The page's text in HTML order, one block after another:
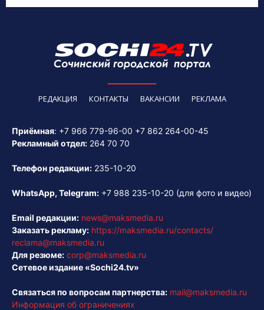
РЕДАКЦИЯ КОНТАКТЫ ВАКАНСИИ РЕКЛАМА
Приёмная: +7 966 779-96-00 +7 862 264-00-45
Рекламный отдел: 264 70 70
Телефон редакции: 235-10-20
WhatsApp, Telegram: +7 988 235-10-20 (для фото и видео)
Email редакции: news@maksmedia.ru
Заказать рекламу: https://maksmedia.ru/contacts/
reclama@maksmedia.ru
Для резюме: corp@maksmedia.ru
Сетевое издание «Sochi24.tv»
Связаться по вопросам партнерства: mail@maksmedia.ru
Информация об ограничениях